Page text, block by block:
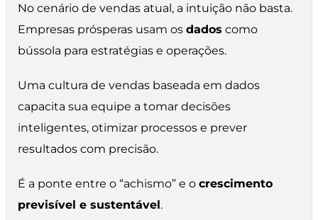
No cenário de vendas atual, a intuição não basta.
Empresas prósperas usam os dados como
bússola para estratégias e operações.
Uma cultura de vendas baseada em dados
capacita sua equipe a tomar decisões
inteligentes, otimizar processos e prever
resultados com precisão.
É a ponte entre o “achismo” e o crescimento
previsível e sustentável.